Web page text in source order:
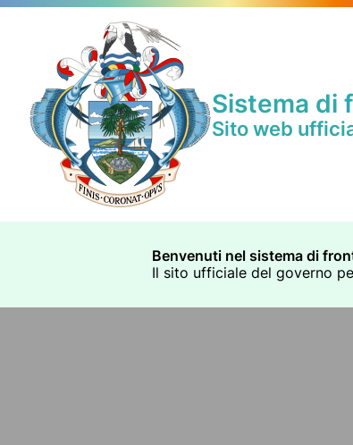
Sistema di
Sito web
Benvenuti nel sistema di
Il sito ufficiale del governo